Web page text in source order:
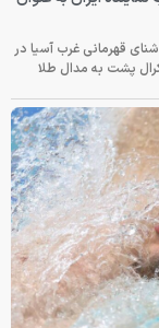
قهرمانی غرب آسیا در